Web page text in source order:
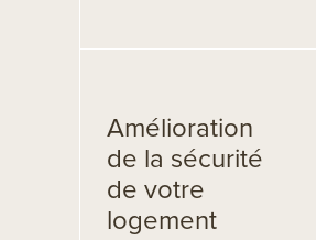
Amélioration
de la sécurité
de votre
logement